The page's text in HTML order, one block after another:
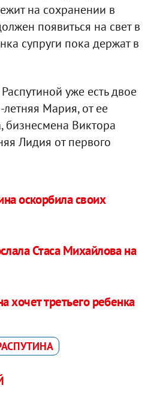
на сохранении в
появиться на свет в
супруги пока держат в
уже есть двое
Мария, от ее
бизнесмена Виктора
Лидия от первого
оскорбила своих
Стаса Михайлова на
хочет третьего ребенка